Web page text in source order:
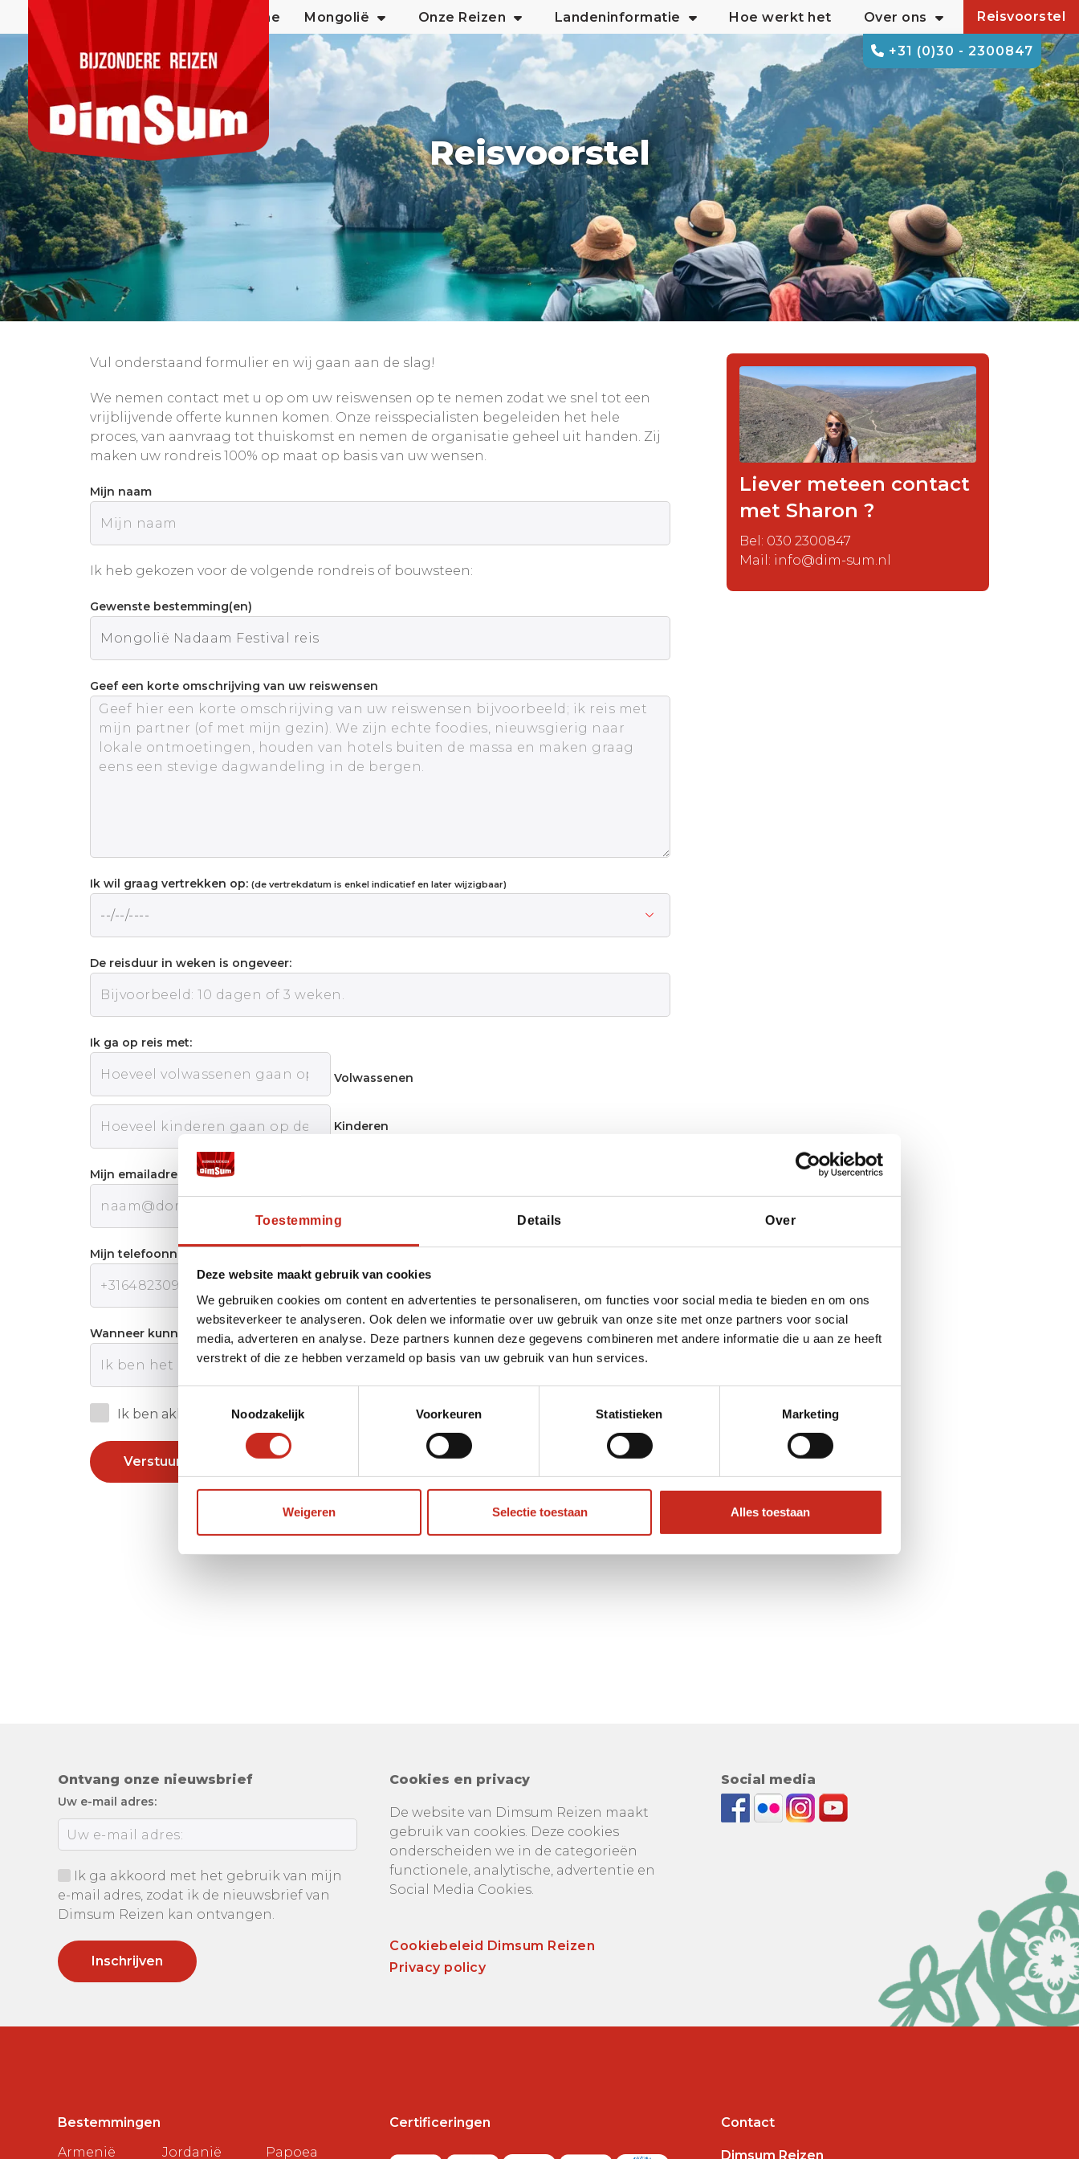
Toestemming Details Over
Deze website maakt gebruik van cookies
We gebruiken cookies om content en advertenties te personaliseren, om functies voor social media te bieden en om ons
websiteverkeer te analyseren. Ook delen we informatie over uw gebruik van onze site met onze partners voor social
media, adverteren en analyse. Deze partners kunnen deze gegevens combineren met andere informatie die u aan ze heeft
verstrekt of die ze hebben verzameld op basis van uw gebruik van hun services.
Noodzakelijk
Voorkeuren Statistieken Marketing
Weigeren Selectie toestaan Alles toestaan
+31 (0)30 - 2300847
Home Mongolië Onze Reizen Landeninformatie Hoe werkt het Over ons Reisvoorstel
Reisvoorstel
Vul onderstaand formulier en wij gaan aan de slag!
We nemen contact met u op om uw reiswensen op te nemen zodat we snel tot een
vrijblijvende offerte kunnen komen. Onze reisspecialisten begeleiden het hele
proces, van aanvraag tot thuiskomst en nemen de organisatie geheel uit handen. Zij
maken uw rondreis 100% op maat op basis van uw wensen.
Mijn naam
Ik heb gekozen voor de volgende rondreis of bouwsteen:
Gewenste bestemming(en)
Geef een korte omschrijving van uw reiswensen
Ik wil graag vertrekken op: (de vertrekdatum is enkel indicatief en later wijzigbaar)
De reisduur in weken is ongeveer:
Ik ga op reis met:
Volwassenen
Kinderen
Mijn emailadres:
Mijn telefoonnummer:
Wanneer kunnen wij u het beste telefonisch bereiken?
Ik ben akkoord met de Privacy policy van Dimsum Reizen
Verstuur
Liever meteen contact
met Sharon ?
Bel: 030 2300847
Mail: info@dim-sum.nl
Ontvang onze nieuwsbrief
Uw e-mail adres:
Ik ga akkoord met het gebruik van mijn
e-mail adres, zodat ik de nieuwsbrief van
Dimsum Reizen kan ontvangen.
Cookies en privacy
De website van Dimsum Reizen maakt
gebruik van cookies. Deze cookies
onderscheiden we in de categorieën
functionele, analytische, advertentie en
Social Media Cookies.
Cookiebeleid Dimsum Reizen
Privacy policy
Social media
Bestemmingen
Armenië
Jordanië Papoea
Certificeringen Contact
Dimsum Reizen